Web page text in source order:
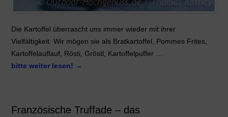
Die Kartoffel überrascht uns immer wieder mit ihrer
Vielfältigkeit. Wir mögen sie als Bratkartoffel, Pommes Frites,
Kartoffelauflauf, Rösti, Gröstl, Kartoffelpuffer …
bitte weiter lesen! →
Französische Truffade – das